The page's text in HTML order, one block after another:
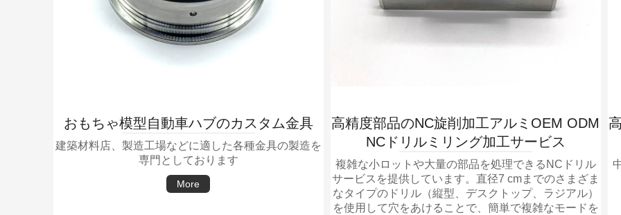
おもちゃ模型自動車ハブのカスタム金具
建築材料店、製造工場などに適した各種金具の製造を
専門としております
More
高精度部品のNC旋削加工アルミOEM ODM
NCドリルミリング加工サービス
複雑な小ロットや大量の部品を処理できるNCドリル
サービスを提供しています。直径7 cmまでのさまざま
なタイプのドリル（縦型、デスクトップ、ラジアル）
を使用して穴をあけることで、簡単で複雑なモードを